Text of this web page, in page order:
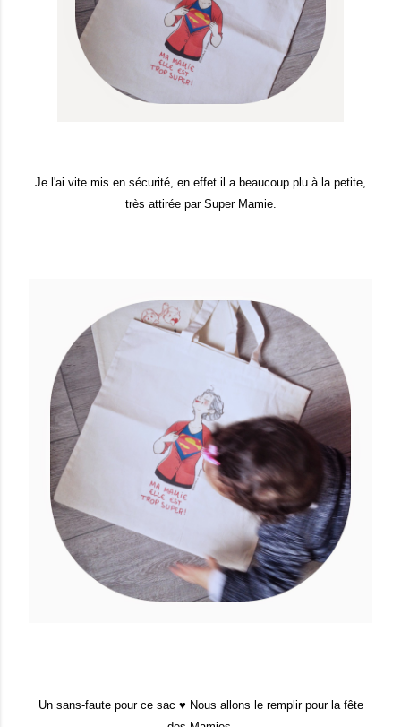
Je l'ai vite mis en sécurité, en effet il a beaucoup plu à la petite,
très attirée par Super Mamie.
Un sans-faute pour ce sac ♥ Nous allons le remplir pour la fête